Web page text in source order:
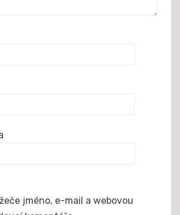
jméno, e-mail a webovou